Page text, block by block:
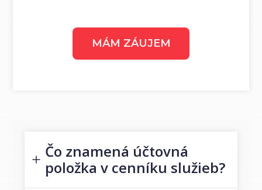
MÁM ZÁUJEM
Čo znamená účtovná
položka v cenníku služieb?